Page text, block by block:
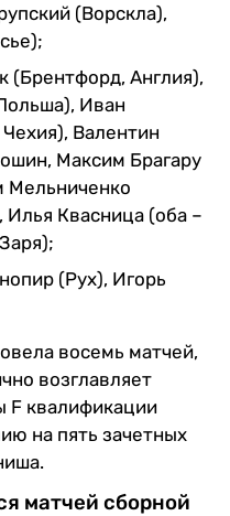
(Ворскла),
(Брентфорд, Англия),
Иван
Валентин
Максим Брагару
Мельниченко
Квасница (оба –
(Рух), Игорь
восемь матчей,
возглавляет
F квалификации
на пять зачетных
матчей сборной